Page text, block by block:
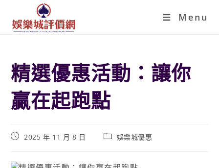
Menu
精選優惠活動：讓你
贏在起跑點
2025 年 11 月 8 日 娛樂城優惠